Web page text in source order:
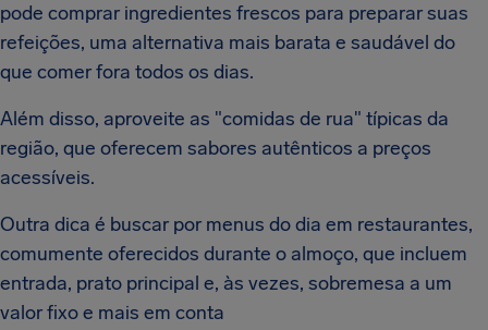
pode comprar ingredientes frescos para preparar suas
refeições, uma alternativa mais barata e saudável do
que comer fora todos os dias.
Além disso, aproveite as "comidas de rua" típicas da
região, que oferecem sabores autênticos a preços
acessíveis.
Outra dica é buscar por menus do dia em restaurantes,
comumente oferecidos durante o almoço, que incluem
entrada, prato principal e, às vezes, sobremesa a um
valor fixo e mais em conta